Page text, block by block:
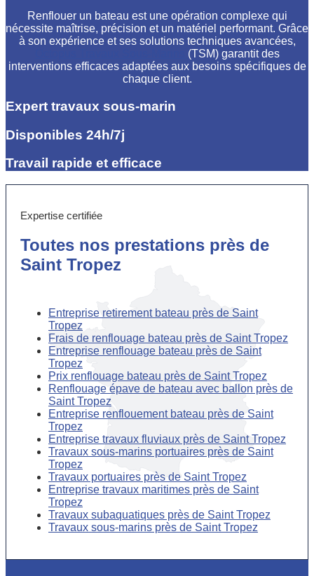
Renflouer un bateau est une opération complexe qui
nécessite maîtrise, précision et un matériel performant. Grâce
à son expérience et ses solutions techniques avancées,
(TSM) garantit des
interventions efficaces adaptées aux besoins spécifiques de
chaque client.
Expert travaux sous-marin
Disponibles 24h/7j
Travail rapide et efficace
Expertise certifiée
Toutes nos prestations près de
Saint Tropez
Entreprise retirement bateau près de Saint
Tropez
Frais de renflouage bateau près de Saint Tropez
Entreprise renflouage bateau près de Saint
Tropez
Prix renflouage bateau près de Saint Tropez
Renflouage épave de bateau avec ballon près de
Saint Tropez
Entreprise renflouement bateau près de Saint
Tropez
Entreprise travaux fluviaux près de Saint Tropez
Travaux sous-marins portuaires près de Saint
Tropez
Travaux portuaires près de Saint Tropez
Entreprise travaux maritimes près de Saint
Tropez
Travaux subaquatiques près de Saint Tropez
Travaux sous-marins près de Saint Tropez